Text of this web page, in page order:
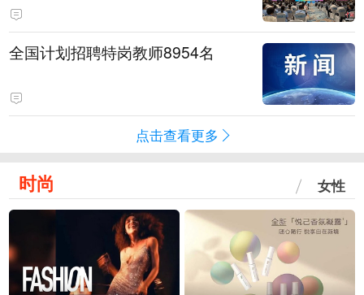
全国计划招聘特岗教师8954名
点击查看更多
时尚 女性